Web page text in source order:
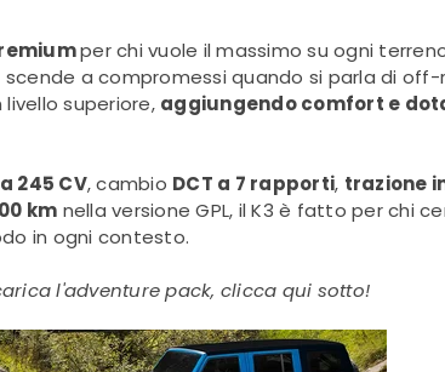
per chi vuole il massimo su ogni
scende a compromessi quando si parla di off-
superiore, aggiungendo comfort e
245 CV, cambio DCT a 7 rapporti, trazione
km nella versione GPL, il K3 è fatto per chi
in ogni contesto.
l'adventure pack, clicca qui sotto!